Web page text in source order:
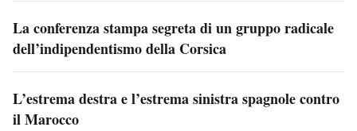
La conferenza stampa segreta di un gruppo radicale
dell’indipendentismo della Corsica
L’estrema destra e l’estrema sinistra spagnole contro
il Marocco